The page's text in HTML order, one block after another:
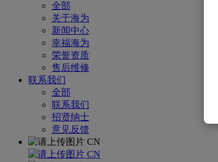
全部
关于海为
新闻中心
幸福海为
荣誉资质
售后维修
联系我们
全部
联系我们
招贤纳士
意见反馈
CN
CN